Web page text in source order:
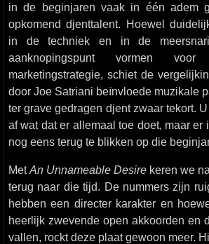
in de beginjaren vaak in één adem
opkomend djenttalent. Hoewel
in de techniek en in de
aanknopingspunt vormen
marketingstrategie, schiet de
door Joe Satriani beïnvloede muzikale
ter grave gedragen djent zwaar tekort.
af wat dat er allemaal toe doet, maar er
nog eens terug te blikken op die
MetAn Unnameable Desire keren we
terug naar die tijd. De nummers zijn
hebben een directer karakter en
heerlijk zwevende open akkoorden en
vallen, rockt deze plaat gewoon meer.